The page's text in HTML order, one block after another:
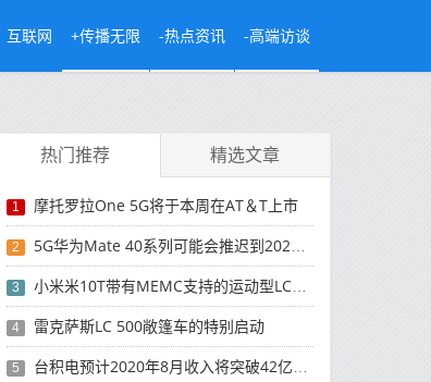
互联网 +传播无限 -热点资讯 -高端访谈
热门推荐 精选文章
1 摩托罗拉One 5G将于本周在AT＆T上市
2 5G华为Mate 40系列可能会推迟到2021年
3 小米米10T带有MEMC支持的运动型LCD屏幕
4 雷克萨斯LC 500敞篷车的特别启动
5 台积电预计2020年8月收入将突破42亿美元，创历史新高